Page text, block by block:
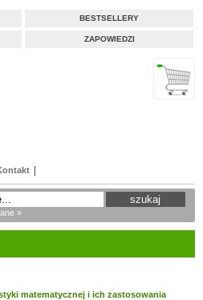
BESTSELLERY
ZAPOWIEDZI
»
matematycznej i ich zastosowania